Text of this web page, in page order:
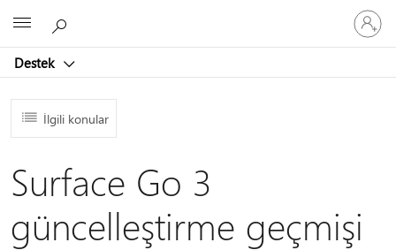
Destek
oturum
açın
İlgili konular
Surface Go 3
güncelleştirme geçmişi